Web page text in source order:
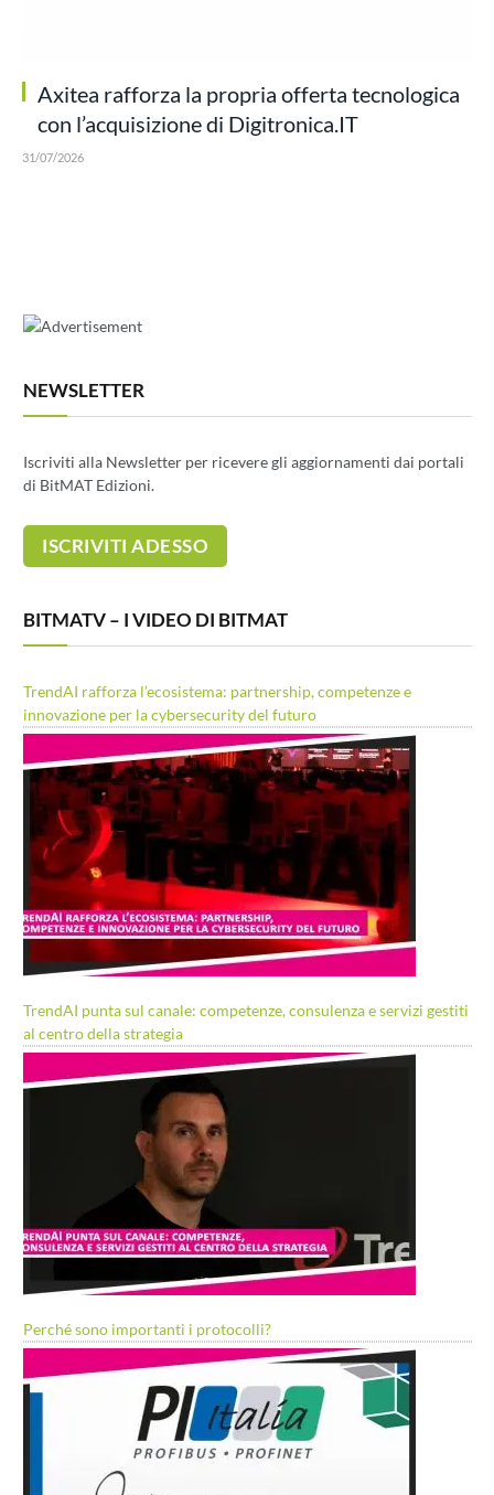
Axitea rafforza la propria offerta tecnologica
con l’acquisizione di Digitronica.IT
31/07/2026
NEWSLETTER
Iscriviti alla Newsletter per ricevere gli aggiornamenti dai portali
di BitMAT Edizioni.
BITMATV – I VIDEO DI BITMAT
TrendAI rafforza l’ecosistema: partnership, competenze e
innovazione per la cybersecurity del futuro
TrendAI punta sul canale: competenze, consulenza e servizi gestiti
al centro della strategia
Perché sono importanti i protocolli?